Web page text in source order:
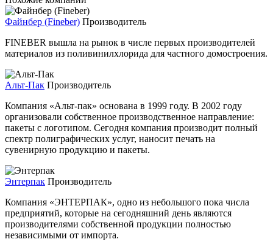
Файнбер (Fineber) Производитель
FINEBER вышла на рынок в числе первых производителей
материалов из поливинилхлорида для частного домостроения.
Альт-Пак Производитель
Компания «Альт-пак» основана в 1999 году. В 2002 году
организовали собственное производственное направление:
пакеты с логотипом. Сегодня компания производит полный
спектр полиграфических услуг, наносит печать на
сувенирную продукцию и пакеты.
Энтерпак Производитель
Компания «ЭНТЕРПАК», одно из небольшого пока числа
предприятий, которые на сегодняшний день являются
производителями собственной продукции полностью
независимыми от импорта.